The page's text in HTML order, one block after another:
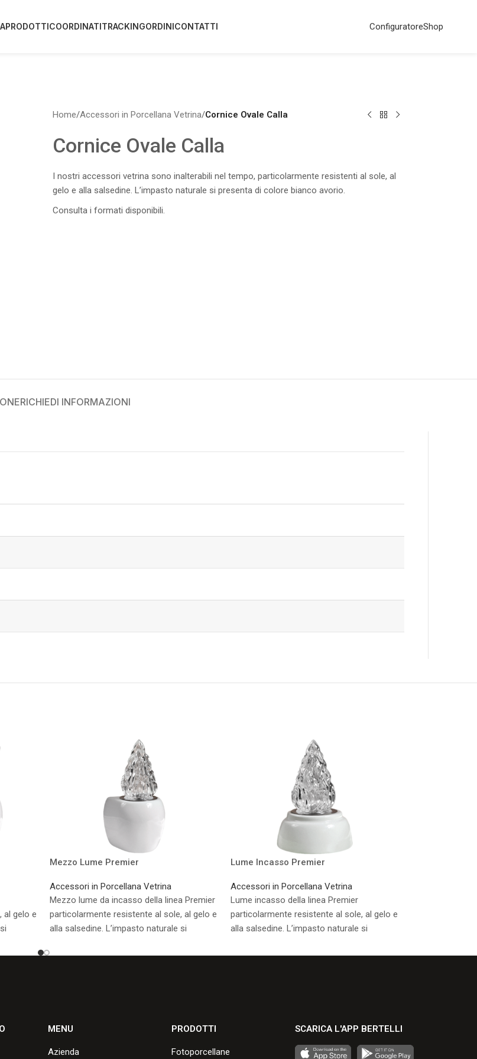
PRODOTTICOORDINATITRACKINGORDINICONTATTI ConfiguratoreShop
Home/Accessori in Porcellana Vetrina/Cornice Ovale Calla
Cornice Ovale Calla
I nostri accessori vetrina sono inalterabili nel tempo, particolarmente resistenti al sole, al
gelo e alla salsedine. L’impasto naturale si presenta di colore bianco avorio.
Consulta i formati disponibili.
RICHIEDI INFORMAZIONI
al gelo e
Mezzo Lume Premier
Accessori in Porcellana Vetrina
Mezzo lume da incasso della linea Premier
particolarmente resistente al sole, al gelo e
alla salsedine. L’impasto naturale si
Lume Incasso Premier
Accessori in Porcellana Vetrina
Lume incasso della linea Premier
particolarmente resistente al sole, al gelo e
alla salsedine. L’impasto naturale si
avorio.
MENU
Azienda
PRODOTTI
Fotoporcellane
SCARICA L'APP BERTELLI